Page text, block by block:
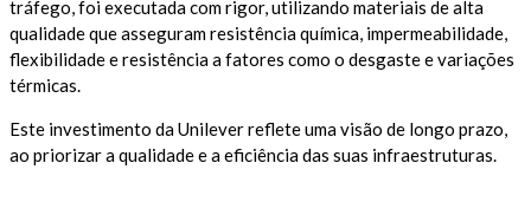
tráfego, foi executada com rigor, utilizando materiais de alta
qualidade que asseguram resistência química, impermeabilidade,
flexibilidade e resistência a fatores como o desgaste e variações
térmicas.
Este investimento da Unilever reflete uma visão de longo prazo,
ao priorizar a qualidade e a eficiência das suas infraestruturas.